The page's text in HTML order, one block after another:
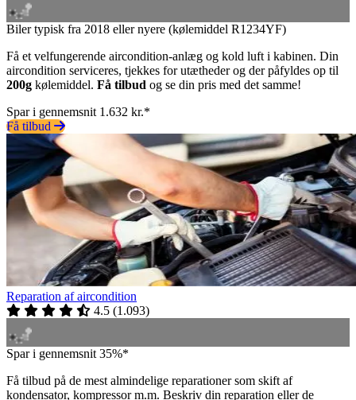
Biler typisk fra 2018 eller nyere (kølemiddel R1234YF)
Få et velfungerende aircondition-anlæg og kold luft i kabinen. Din
aircondition serviceres, tjekkes for utætheder og der påfyldes op til
200g kølemiddel. Få tilbud og se din pris med det samme!
Spar i gennemsnit 1.632 kr.*
Få tilbud
Reparation af aircondition
4.5 (1.093)
Spar i gennemsnit 35%*
Få tilbud på de mest almindelige reparationer som skift af
kondensator, kompressor m.m. Beskriv din reparation eller de